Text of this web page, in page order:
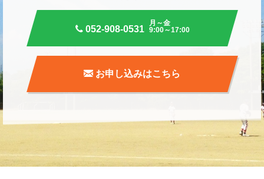
052-908-0531
月～金
9:00～17:00
お申し込みはこちら